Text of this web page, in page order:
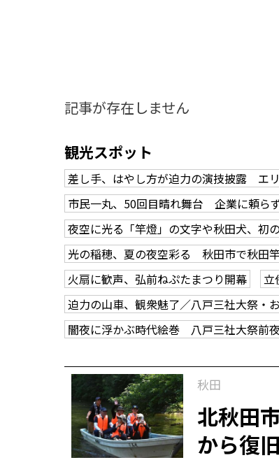
記事が存在しません
観光スポット
差し手、はやし方が迫力の演技披露 エ
市民一丸、50回目晴れ舞台 企業に頼ら
夜空に光る「竿燈」の文字や秋田犬、初
光の稲穂、夏の夜空彩る 秋田市で秋田
火扇に歓声、弘前ねぷたまつり開幕
立
迫力の山車、観衆魅了／八戸三社大祭・
闇夜に浮かぶ時代絵巻 八戸三社大祭前
秋田
北秋田
から復
パワースポット
まつり・イベント
おみやげ・特産
道の駅・産直
アウトドア・レジャー
ご当地グルメ